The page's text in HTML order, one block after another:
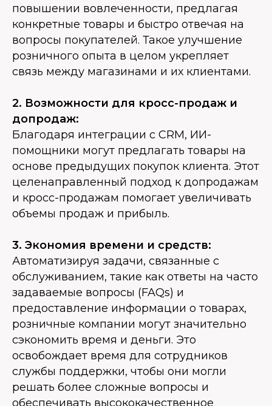
повышении вовлеченности, предлагая
конкретные товары и быстро отвечая на
вопросы покупателей. Такое улучшение
розничного опыта в целом укрепляет
связь между магазинами и их клиентами.
2. Возможности для кросс-продаж и
допродаж:
Благодаря интеграции с CRM, ИИ-
помощники могут предлагать товары на
основе предыдущих покупок клиента. Этот
целенаправленный подход к допродажам
и кросс-продажам помогает увеличивать
объемы продаж и прибыль.
3. Экономия времени и средств:
Автоматизируя задачи, связанные с
обслуживанием, такие как ответы на часто
задаваемые вопросы (FAQs) и
предоставление информации о товарах,
розничные компании могут значительно
сэкономить время и деньги. Это
освобождает время для сотрудников
службы поддержки, чтобы они могли
решать более сложные вопросы и
обеспечивать высококачественное